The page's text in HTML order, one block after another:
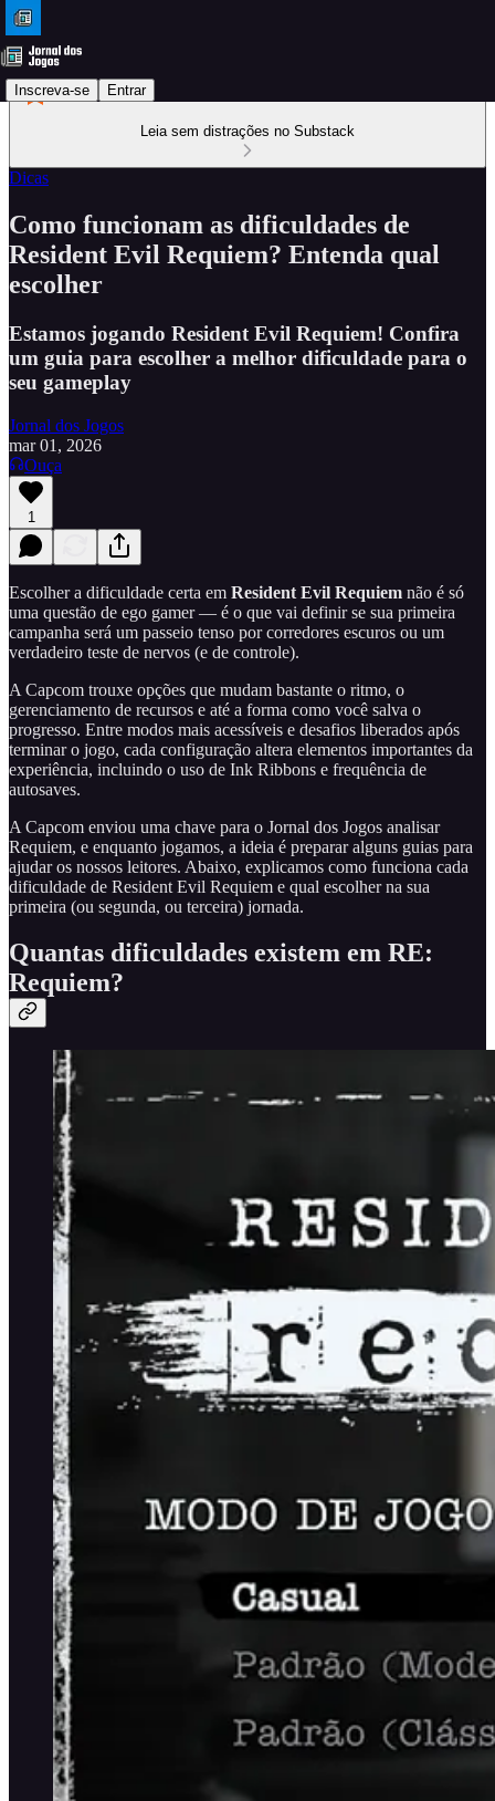
Inscreva-se Entrar
Leia sem distrações no Substack
Dicas
Como funcionam as dificuldades de
Resident Evil Requiem? Entenda qual
escolher
Estamos jogando Resident Evil Requiem! Confira
um guia para escolher a melhor dificuldade para o
seu gameplay
Jornal dos Jogos
mar 01, 2026
Ouça
1
Escolher a dificuldade certa em Resident Evil Requiem não é só
uma questão de ego gamer — é o que vai definir se sua primeira
campanha será um passeio tenso por corredores escuros ou um
verdadeiro teste de nervos (e de controle).
A Capcom trouxe opções que mudam bastante o ritmo, o
gerenciamento de recursos e até a forma como você salva o
progresso. Entre modos mais acessíveis e desafios liberados após
terminar o jogo, cada configuração altera elementos importantes da
experiência, incluindo o uso de Ink Ribbons e frequência de
autosaves.
A Capcom enviou uma chave para o Jornal dos Jogos analisar
Requiem, e enquanto jogamos, a ideia é preparar alguns guias para
ajudar os nossos leitores. Abaixo, explicamos como funciona cada
dificuldade de Resident Evil Requiem e qual escolher na sua
primeira (ou segunda, ou terceira) jornada.
Quantas dificuldades existem em RE:
Requiem?